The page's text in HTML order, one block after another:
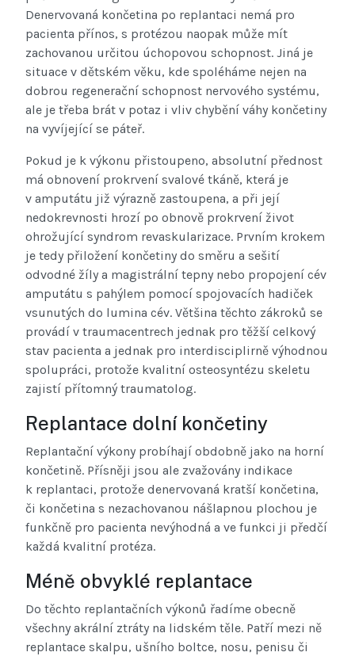
Denervovaná končetina po replantaci nemá pro
pacienta přínos, s protézou naopak může mít
zachovanou určitou úchopovou schopnost. Jiná je
situace v dětském věku, kde spoléháme nejen na
dobrou regenerační schopnost nervového systému,
ale je třeba brát v potaz i vliv chybění váhy končetiny
na vyvíjející se páteř.
Pokud je k výkonu přistoupeno, absolutní přednost
má obnovení prokrvení svalové tkáně, která je
v amputátu již výrazně zastoupena, a při její
nedokrevnosti hrozí po obnově prokrvení život
ohrožující syndrom revaskularizace. Prvním krokem
je tedy přiložení končetiny do směru a sešití
odvodné žíly a magistrální tepny nebo propojení cév
amputátu s pahýlem pomocí spojovacích hadiček
vsunutých do lumina cév. Většina těchto zákroků se
provádí v traumacentrech jednak pro těžší celkový
stav pacienta a jednak pro interdisciplirně výhodnou
spolupráci, protože kvalitní osteosyntézu skeletu
zajistí přítomný traumatolog.
Replantace dolní končetiny
Replantační výkony probíhají obdobně jako na horní
končetině. Přísněji jsou ale zvažovány indikace
k replantaci, protože denervovaná kratší končetina,
či končetina s nezachovanou nášlapnou plochou je
funkčně pro pacienta nevýhodná a ve funkci ji předčí
každá kvalitní protéza.
Méně obvyklé replantace
Do těchto replantačních výkonů řadíme obecně
všechny akrální ztráty na lidském těle. Patří mezi ně
replantace skalpu, ušního boltce, nosu, penisu či